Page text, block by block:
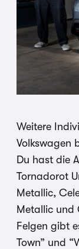
Weitere
Volkswagen
Du hast die
Tornadorot
Metallic,
Metallic und
Felgen gibt
Town” und